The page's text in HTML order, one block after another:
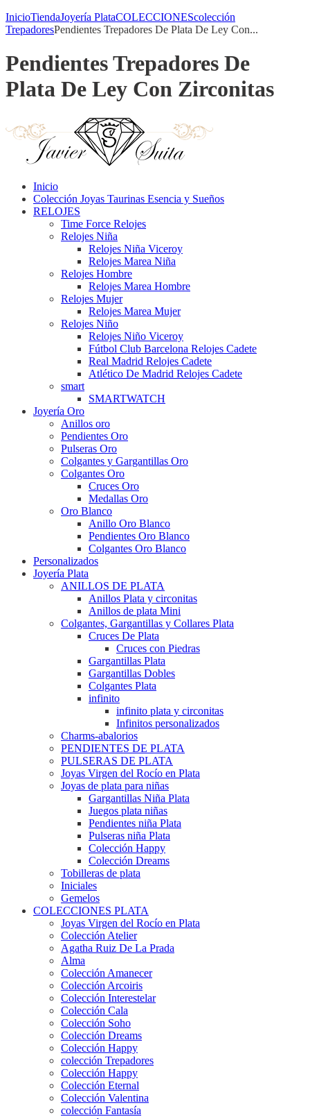
InicioTiendaJoyería PlataCOLECCIONEScolección
TrepadoresPendientes Trepadores De Plata De Ley Con...
Pendientes Trepadores De
Plata De Ley Con Zirconitas
Inicio
Colección Joyas Taurinas Esencia y Sueños
RELOJES
Time Force Relojes
Relojes Niña
Relojes Niña Viceroy
Relojes Marea Niña
Relojes Hombre
Relojes Marea Hombre
Relojes Mujer
Relojes Marea Mujer
Relojes Niño
Relojes Niño Viceroy
Fútbol Club Barcelona Relojes Cadete
Real Madrid Relojes Cadete
Atlético De Madrid Relojes Cadete
smart
SMARTWATCH
Joyería Oro
Anillos oro
Pendientes Oro
Pulseras Oro
Colgantes y Gargantillas Oro
Colgantes Oro
Cruces Oro
Medallas Oro
Oro Blanco
Anillo Oro Blanco
Pendientes Oro Blanco
Colgantes Oro Blanco
Personalizados
Joyería Plata
ANILLOS DE PLATA
Anillos Plata y circonitas
Anillos de plata Mini
Colgantes, Gargantillas y Collares Plata
Cruces De Plata
Cruces con Piedras
Gargantillas Plata
Gargantillas Dobles
Colgantes Plata
infinito
infinito plata y circonitas
Infinitos personalizados
Charms-abalorios
PENDIENTES DE PLATA
PULSERAS DE PLATA
Joyas Virgen del Rocío en Plata
Joyas de plata para niñas
Gargantillas Niña Plata
Juegos plata niñas
Pendientes niña Plata
Pulseras niña Plata
Colección Happy
Colección Dreams
Tobilleras de plata
Iniciales
Gemelos
COLECCIONES PLATA
Joyas Virgen del Rocío en Plata
Colección Atelier
Agatha Ruiz De La Prada
Alma
Colección Amanecer
Colección Arcoiris
Colección Interestelar
Colección Cala
Colección Soho
Colección Dreams
Colección Happy
colección Trepadores
Colección Happy
Colección Eternal
Colección Valentina
colección Fantasía